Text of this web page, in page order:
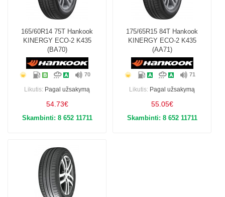
165/60R14 75T Hankook
KINERGY ECO-2 K435
(BA70)
70
Likutis: Pagal užsakymą
54.73€
Skambinti: 8 652 11711
175/65R15 84T Hankook
KINERGY ECO-2 K435
(AA71)
71
Likutis: Pagal užsakymą
55.05€
Skambinti: 8 652 11711